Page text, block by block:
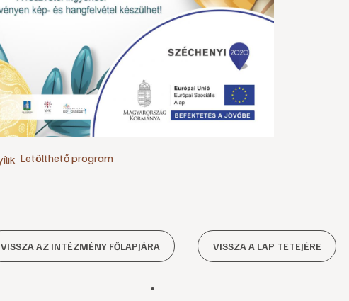
Letölthető program
VISSZA AZ INTÉZMÉNY FŐLAPJÁRA VISSZA A LAP TETEJÉRE